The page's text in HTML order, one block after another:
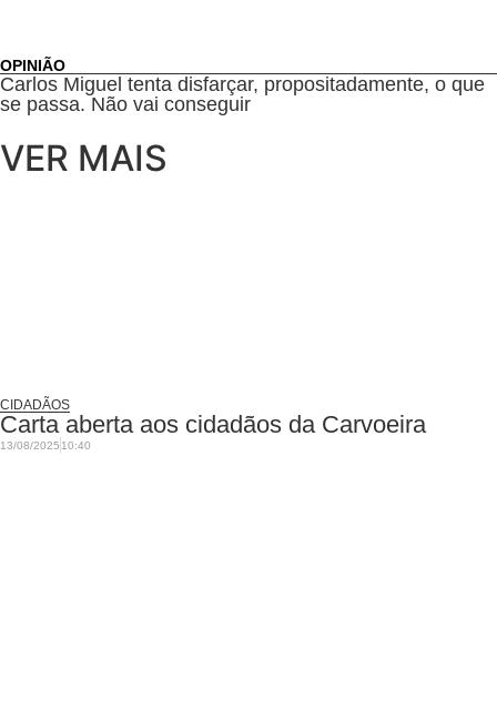
OPINIÃO
Carlos Miguel tenta disfarçar, propositadamente, o que
se passa. Não vai conseguir
VER MAIS
CIDADÃOS
Carta aberta aos cidadãos da Carvoeira
13/08/2025 10:40